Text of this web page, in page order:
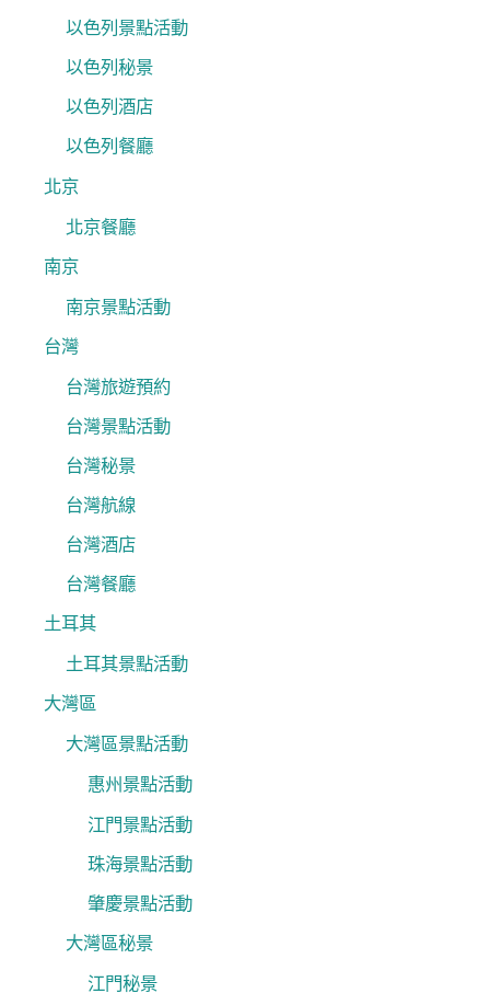
以色列景點活動
以色列秘景
以色列酒店
以色列餐廳
北京
北京餐廳
南京
南京景點活動
台灣
台灣旅遊預約
台灣景點活動
台灣秘景
台灣航線
台灣酒店
台灣餐廳
土耳其
土耳其景點活動
大灣區
大灣區景點活動
惠州景點活動
江門景點活動
珠海景點活動
肇慶景點活動
大灣區秘景
江門秘景